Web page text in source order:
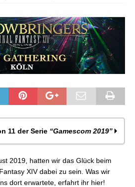
11 der Serie “Gamescom 2019”
Tipps und Tricks
Interview mit Naoki Yoshida
+ ÜBERRASCHUNG!
2019, hatten wir das Glück beim
XIV dabei zu sein. Was wir
dort erwartete, erfahrt ihr hier!